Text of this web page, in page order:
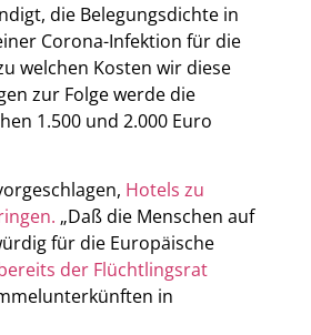
die Belegungsdichte in
Corona-Infektion für die
welchen Kosten wir diese
zur Folge werde die
1.500 und 2.000 Euro
Hotels zu
„Daß die Menschen auf
für die Europäische
der Flüchtlingsrat
in